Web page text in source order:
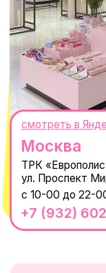
ИП Проворный Алексей
ИНН 667114098580
ОГРНИП 320665800076581
Telegram
WhatsApp
8 800 550-06-92
macrocosm_store@mail.ru
© 2021-2025 Macrocosm ®
Оферта
Пользовательское
Политика обработки
данных